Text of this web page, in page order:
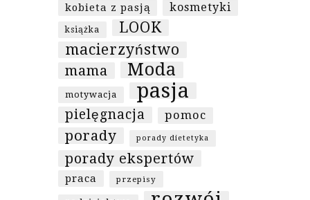
kobieta z pasją kosmetyki
książka
LOOK
macierzyństwo
mama Moda
motywacja pasja
pielęgnacja pomoc
porady porady dietetyka
porady ekspertów
praca przepisy